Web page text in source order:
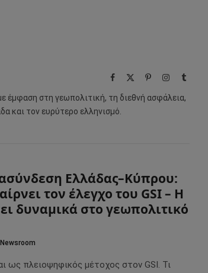
Facebook PinterestInstagram
Tumblr
έμφαση στη γεωπολιτική, τη διεθνή ασφάλεια,
και τον ευρύτερο ελληνισμό.
Ελλάδας–Κύπρου:
τον έλεγχο του GSI – Η
δυναμικά στο γεωπολιτικό
ως πλειοψηφικός μέτοχος στον GSI. Τι